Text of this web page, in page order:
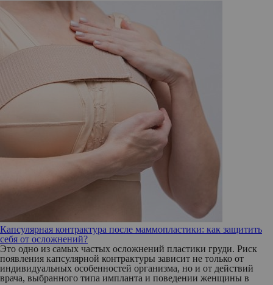
Капсулярная контрактура после маммопластики: как защитить
себя от осложнений?
Это одно из самых частых осложнений пластики груди. Риск
появления капсулярной контрактуры зависит не только от
индивидуальных особенностей организма, но и от действий
врача, выбранного типа импланта и поведении женщины в